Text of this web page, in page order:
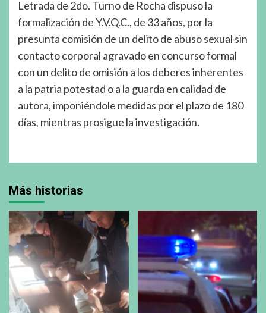
Letrada de 2do. Turno de Rocha dispuso la
formalización de Y.V.Q.C., de 33 años, por la
presunta comisión de un delito de abuso sexual sin
contacto corporal agravado en concurso formal
con un delito de omisión a los deberes inherentes
a la patria potestad o a la guarda en calidad de
autora, imponiéndole medidas por el plazo de 180
días, mientras prosigue la investigación.
Más historias